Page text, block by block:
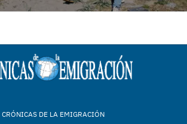
CRÓNICAS DE LA EMIGRACIÓN